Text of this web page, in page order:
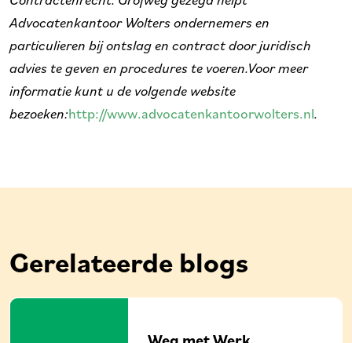
Advocatenkantoor Wolters ondernemers en
particulieren bij ontslag en contract door juridisch
advies te geven en procedures te voeren.Voor meer
informatie kunt u de volgende website
bezoeken:http://www.advocatenkantoorwolters.nl.
Gerelateerde blogs